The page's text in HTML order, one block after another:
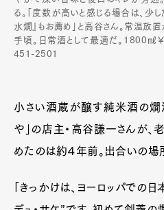
る。「度数が高いと感じる場合は、少
水燗』もお薦め」と高谷さん。常温放
手頃。日常酒として最適だ。1800
451-2501
小さい酒蔵が醸す純米酒の燗
や」の店主・高谷謙一さんが、
めたのは約４年前。出合いの場
「きっかけは、ヨーロッパでの